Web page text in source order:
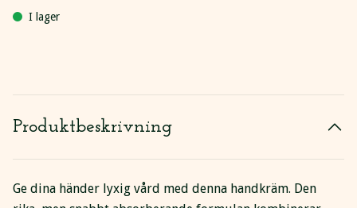
I lager
Produktbeskrivning
Ge dina händer lyxig vård med denna handkräm. Den